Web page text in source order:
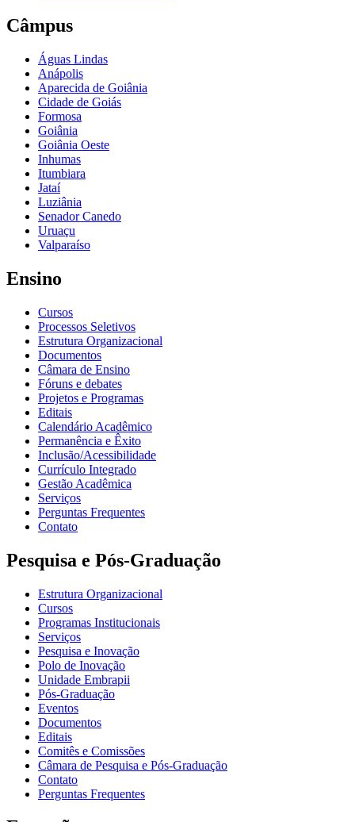
Câmpus
Águas Lindas
Anápolis
Aparecida de Goiânia
Cidade de Goiás
Formosa
Goiânia
Goiânia Oeste
Inhumas
Itumbiara
Jataí
Luziânia
Senador Canedo
Uruaçu
Valparaíso
Ensino
Cursos
Processos Seletivos
Estrutura Organizacional
Documentos
Câmara de Ensino
Fóruns e debates
Projetos e Programas
Editais
Calendário Acadêmico
Permanência e Êxito
Inclusão/Acessibilidade
Currículo Integrado
Gestão Acadêmica
Serviços
Perguntas Frequentes
Contato
Pesquisa e Pós-Graduação
Estrutura Organizacional
Cursos
Programas Institucionais
Serviços
Pesquisa e Inovação
Polo de Inovação
Unidade Embrapii
Pós-Graduação
Eventos
Documentos
Editais
Comitês e Comissões
Câmara de Pesquisa e Pós-Graduação
Contato
Perguntas Frequentes